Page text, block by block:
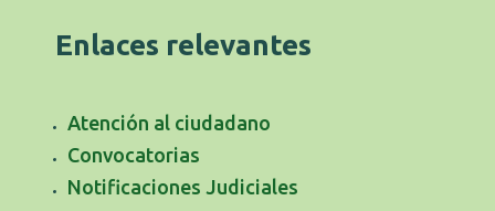
Enlaces relevantes
Atención al ciudadano
Convocatorias
Notificaciones Judiciales